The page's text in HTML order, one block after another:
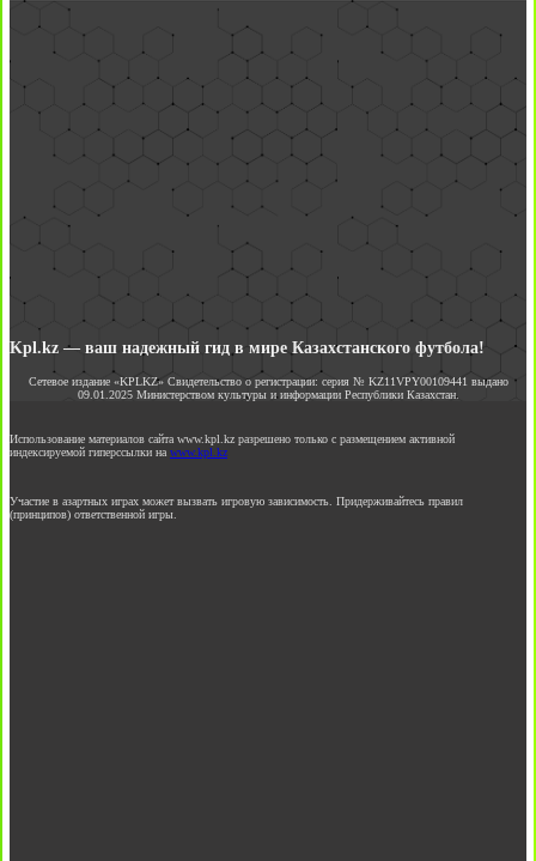
Kpl.kz — ваш надежный гид в мире Казахстанского футбола!
Сетевое издание «KPLKZ» Свидетельство о регистрации: серия № KZ11VPY00109441 выдано
09.01.2025 Министерством культуры и информации Республики Казахстан.
Использование материалов сайта www.kpl.kz разрешено только с размещением активной
индексируемой гиперссылки на www.kpl.kz
Участие в азартных играх может вызвать игровую зависимость. Придерживайтесь правил
(принципов) ответственной игры.